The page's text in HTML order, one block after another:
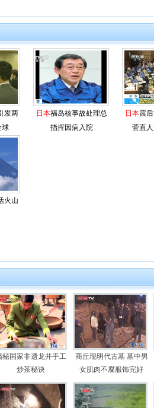
发两
球
日本福岛核事故处理总
指挥因病入院
日本震
菅直
火山
秘国家非遗龙井手工
炒茶秘诀
商丘现明代古墓 墓中男
女肌肉不腐服饰完好